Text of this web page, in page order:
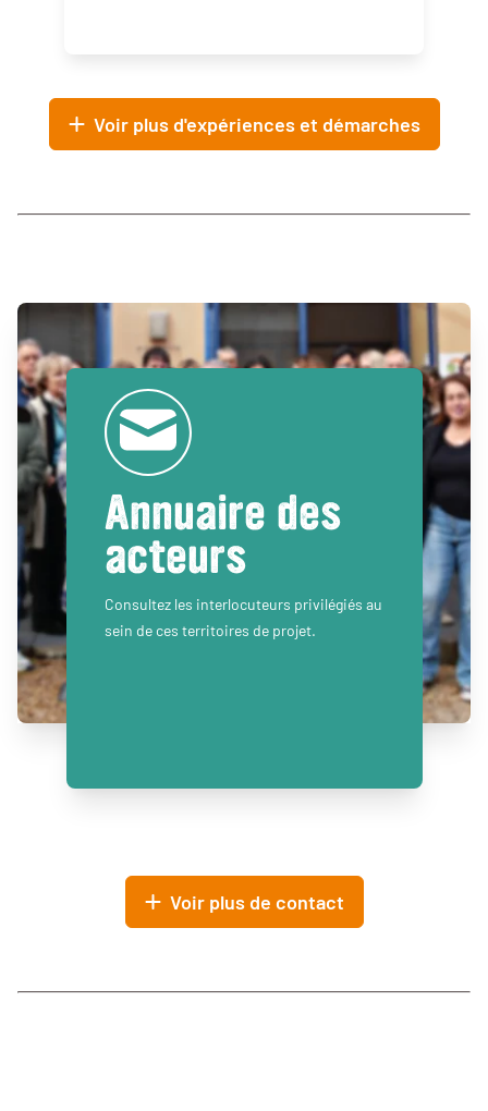
Voir plus d'expériences et démarches
Annuaire des
acteurs
Consultez les interlocuteurs privilégiés au
sein de ces territoires de projet.
Voir plus de contact